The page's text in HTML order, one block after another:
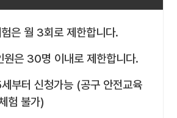
은 월 3회로 제한합니다.
원은 30명 이내로 제한합니다.
부터 신청가능 (공구 안전교육
험 불가)